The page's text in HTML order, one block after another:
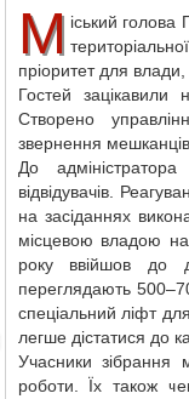
М іський
пріоритет для влади,
Гостей зацікавили
Створено
звернення
До
відвідувачів.
на засіданнях
місцевою владою
року ввійшов до
переглядають
спеціальний ліфт
легше дістатися до
Учасники зібрання
роботи. Їх також